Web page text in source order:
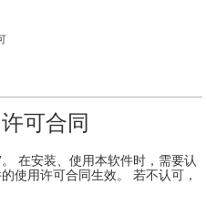
可合同
在安装、使用本软件时，需要认
使用许可合同生效。 若不认可，